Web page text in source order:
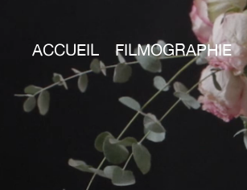
ACCUEIL FILMOGRAPHIE